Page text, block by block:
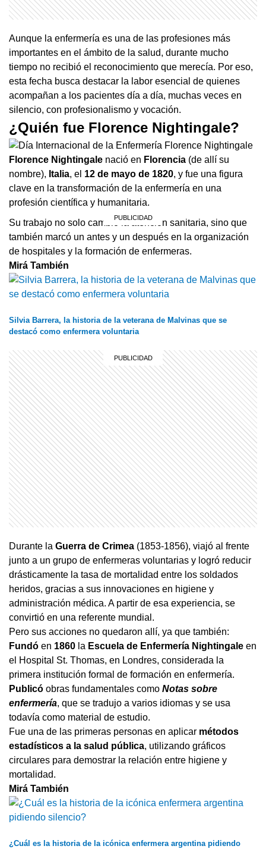
Aunque la enfermería es una de las profesiones más
importantes en el ámbito de la salud, durante mucho
tiempo no recibió el reconocimiento que merecía. Por eso,
esta fecha busca destacar la labor esencial de quienes
acompañan a los pacientes día a día, muchas veces en
silencio, con profesionalismo y vocación.
¿Quién fue Florence Nightingale?
Florence Nightingale nació en Florencia (de allí su
nombre), Italia, el 12 de mayo de 1820, y fue una figura
clave en la transformación de la enfermería en una
profesión científica y humanitaria.
Su trabajo no solo cambió la atención sanitaria, sino que
también marcó un antes y un después en la organización
de hospitales y la formación de enfermeras.
Mirá También
Silvia Barrera, la historia de la veterana de Malvinas que se
destacó como enfermera voluntaria
Durante la Guerra de Crimea (1853-1856), viajó al frente
junto a un grupo de enfermeras voluntarias y logró reducir
drásticamente la tasa de mortalidad entre los soldados
heridos, gracias a sus innovaciones en higiene y
administración médica. A partir de esa experiencia, se
convirtió en una referente mundial.
Pero sus acciones no quedaron allí, ya que también:
Fundó en 1860 la Escuela de Enfermería Nightingale en
el Hospital St. Thomas, en Londres, considerada la
primera institución formal de formación en enfermería.
Publicó obras fundamentales como Notas sobre
enfermería, que se tradujo a varios idiomas y se usa
todavía como material de estudio.
Fue una de las primeras personas en aplicar métodos
estadísticos a la salud pública, utilizando gráficos
circulares para demostrar la relación entre higiene y
mortalidad.
Mirá También
¿Cuál es la historia de la icónica enfermera argentina pidiendo